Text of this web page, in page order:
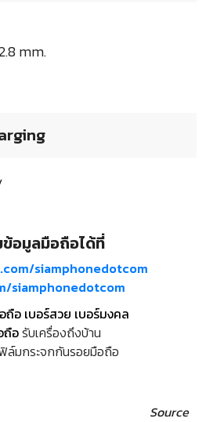
mm.
อมูลมือถือได้ที่
siamphonedotcom
siamphonedotcom
ถือ เบอร์สวย เบอร์มงคล
ถือรับเครื่องถึงบ้าน
ล์มกระจกกันรอยมือถือ
Source